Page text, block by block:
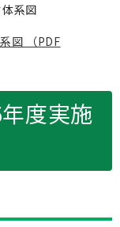
系図
図 （PDF
度実施